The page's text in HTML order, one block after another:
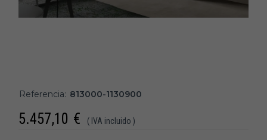
Referencia: 813000-1130900
5.457,10 € ( IVA incluido )